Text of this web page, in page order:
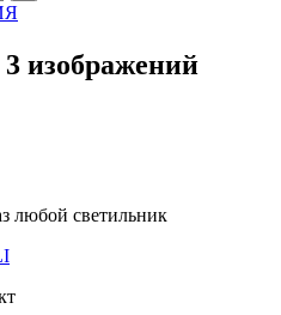
изображений
любой светильник